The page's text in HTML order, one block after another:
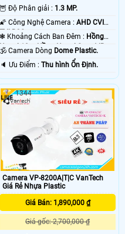
🦉 Độ Phân giải : 1.3 MP.
🌠 Công Nghệ Camera :AHD CVI
TVI BCS.
❃ Khoảng Cách Ban Đêm : Hồng
Ngoại 10m Hồng Ngoại Smart IR.
🕉️ Camera Dòng Dome Plastic.
️🔈 Ưu Điểm :Thu hình Ổn Định.
Camera VP-8200A|T|C VanTech
Giá Rẻ Nhựa Plastic
Giá Bán: 1,890,000 ₫
Giá gốc: 2,700,000 ₫
1344